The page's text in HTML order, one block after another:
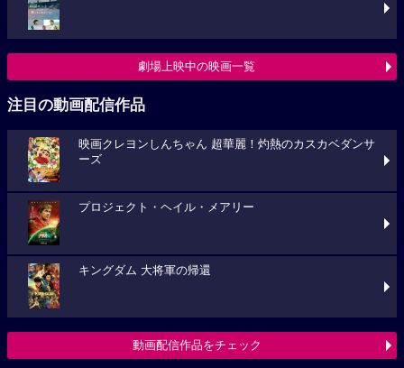
劇場上映中の映画一覧
注目の動画配信作品
映画クレヨンしんちゃん 超華麗！灼熱のカスカベダンサ
ーズ
プロジェクト・ヘイル・メアリー
キングダム 大将軍の帰還
動画配信作品をチェック